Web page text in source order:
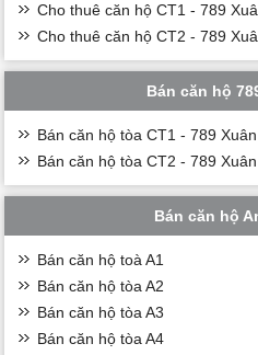
Cho thuê căn hộ CT1 - 789
Cho thuê căn hộ CT2 - 789
Bán căn hộ
Bán căn hộ tòa CT1 - 789
Bán căn hộ tòa CT2 - 789
Bán căn hộ
Bán căn hộ toà A1
Bán căn hộ tòa A2
Bán căn hộ tòa A3
Bán căn hộ tòa A4